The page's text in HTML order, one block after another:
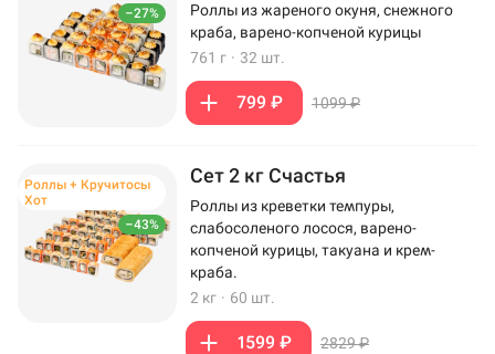
–27%
Роллы из жареного окуня, снежного
краба, варено-копченой курицы
761 г · 32 шт.
799 ₽ 1099 ₽
–43%
Роллы + Кручитосы
Хот
Сет 2 кг Счастья
Роллы из креветки темпуры,
слабосоленого лосося, варено-
копченой курицы, такуана и крем-
краба.
2 кг · 60 шт.
1599 ₽ 2829 ₽